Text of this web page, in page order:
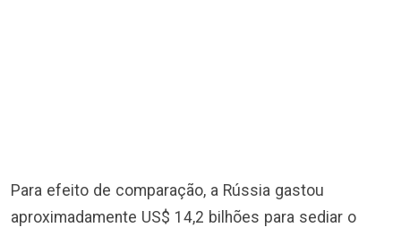
Para efeito de comparação, a Rússia gastou
aproximadamente US$ 14,2 bilhões para sediar o